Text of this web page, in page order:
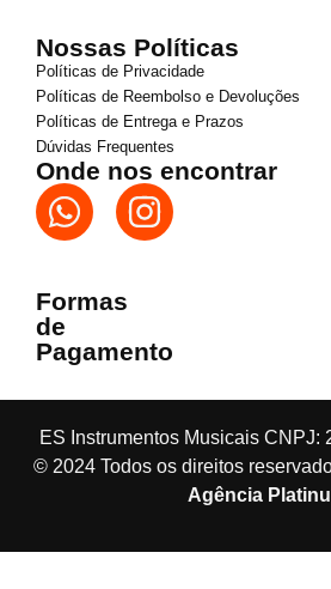
Nossas Políticas
Políticas de Privacidade
Políticas de Reembolso e Devoluções
Políticas de Entrega e Prazos
Dúvidas Frequentes
Onde nos encontrar
Formas
de
Pagamento
ES Instrumentos Musicais CNPJ:
© 2024 Todos os direitos
Agência